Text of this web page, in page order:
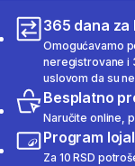
365 dana
Omogućavamo
neregistrovane i
uslovom da su
Besplatno
Naručite online,
Program
Za 10 RSD